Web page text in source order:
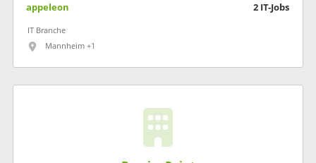
appeleon 2 IT-Jobs
IT Branche
Mannheim +1